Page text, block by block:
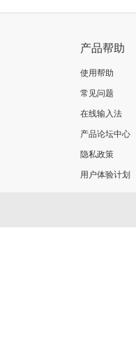
产品帮助
使用帮助
常见问题
在线输入法
产品论坛中心
隐私政策
用户体验计划